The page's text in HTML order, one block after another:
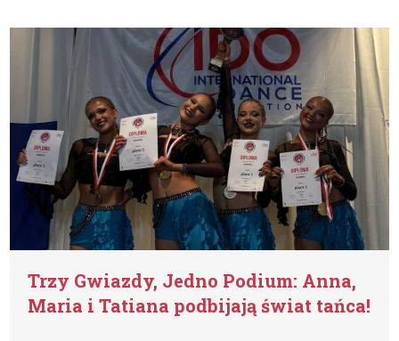
Trzy Gwiazdy, Jedno Podium: Anna,
Maria i Tatiana podbijają świat tańca!